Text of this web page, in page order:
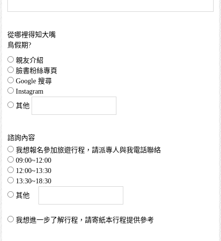
從哪裡得知大嘴
鳥假期?
親友介紹
臉書粉絲專頁
Google 搜尋
Instagram
其他
諮詢內容
我想報名參加旅遊行程，請派專人與我電話聯絡
09:00~12:00
12:00~13:30
13:30~18:30
其他
我想進一步了解行程，請寄紙本行程提供參考